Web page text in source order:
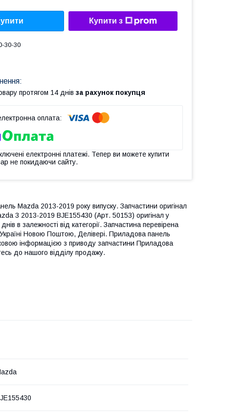
Купити з
30-30
протягом 14 днів за рахунок покупця
електронні платежі. Тепер ви можете купити
не покидаючи сайту.
Mazda 2013-2019 року випуску. Запчастини оригінал
3 2013-2019 BJE155430 (Арт. 50153) оригінал у
в залежності від категорії. Запчастина перевірена
Новою Поштою, Делівері. Приладова панель
інформацією з приводу запчастини Приладова
до нашого відділу продажу.